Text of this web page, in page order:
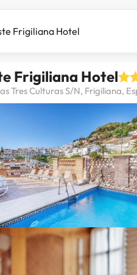
Frigiliana Hotel
Tres Culturas S/N, Frigiliana,